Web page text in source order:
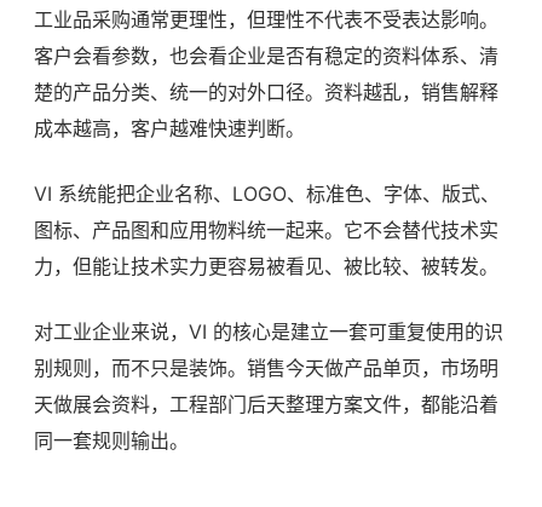
工业品采购通常更理性，但理性不代表不受表达影响。
客户会看参数，也会看企业是否有稳定的资料体系、清
楚的产品分类、统一的对外口径。资料越乱，销售解释
成本越高，客户越难快速判断。
VI 系统能把企业名称、LOGO、标准色、字体、版式、
图标、产品图和应用物料统一起来。它不会替代技术实
力，但能让技术实力更容易被看见、被比较、被转发。
对工业企业来说，VI 的核心是建立一套可重复使用的识
别规则，而不只是装饰。销售今天做产品单页，市场明
天做展会资料，工程部门后天整理方案文件，都能沿着
同一套规则输出。